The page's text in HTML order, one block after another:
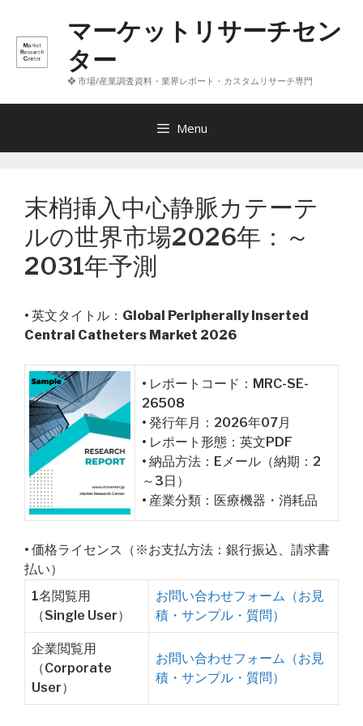
へ
マーケットリサーチセン
ター
❖ 市場/産業調査資料・業界レポート・カスタムリサーチ専門
Menu
末梢挿入中心静脈カテーテ
ルの世界市場2026年：～
2031年予測
• 英文タイトル： Global Peripherally Inserted
Central Catheters Market 2026
• レポートコード：MRC-SE-
26508
• 発行年月：2026年07月
• レポート形態：英文PDF
• 納品方法：Eメール（納期：2
～3日）
• 産業分類：医療機器・消耗品
• 価格ライセンス（※お支払方法：銀行振込、請求書
払い）
1名閲覧用
（Single User）
お問い合わせフォーム（お見
積・サンプル・質問）
企業閲覧用
（Corporate
User）
お問い合わせフォーム（お見
積・サンプル・質問）